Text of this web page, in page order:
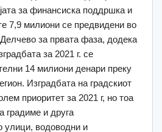
за финансиска поддршка и
7,9 милиони се предвидени во
за првата фаза, додека
за 2021 г. се
14 милиони денари преку
Изградбата на градскиот
приоритет за 2021 г, но тоа
градиме и друга
улици, водоводни и